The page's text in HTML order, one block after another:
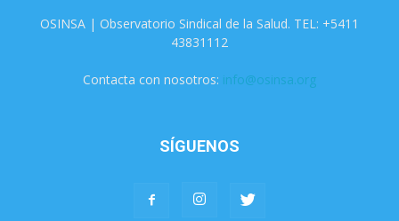
OSINSA | Observatorio Sindical de la Salud. TEL: +5411
43831112
Contacta con nosotros: info@osinsa.org
SÍGUENOS